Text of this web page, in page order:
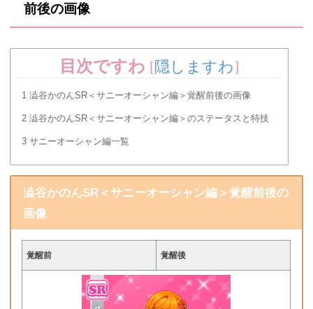
前後の画像
目次ですわ [隠しますわ]
1 澁谷かのんSR＜サニーオーシャン編＞覚醒前後の画像
2 澁谷かのんSR＜サニーオーシャン編＞のステータスと特技
3 サニーオーシャン編一覧
澁谷かのんSR＜サニーオーシャン編＞覚醒前後の
画像
覚醒前 覚醒後